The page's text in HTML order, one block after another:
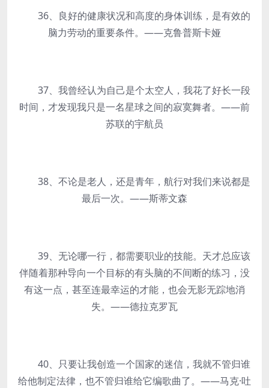
36、良好的健康状况和高度的身体训练，是有效的
脑力劳动的重要条件。——克鲁普斯卡娅
37、我曾经认为自己是个太空人，我花了好长一段
时间，才发现我只是一名星球之间的寂寞舞者。——前
苏联的宇航员
38、不论是老人，还是青年，航行对我们来说都是
最后一次。——斯蒂文森
39、无论哪一行，都需要职业的技能。天才总应该
伴随着那种导向一个目标的有头脑的不间断的练习，没
有这一点，甚至连最幸运的才能，也会无影无踪地消
失。——德拉克罗瓦
40、只要让我创造一个国家的迷信，我就不管归谁
给他制定法律，也不管归谁给它编歌曲了。——马克·吐